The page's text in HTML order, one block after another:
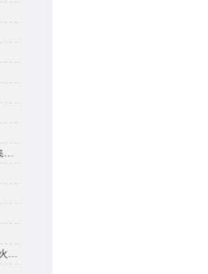
柔性集电器|C型柔性滑触线集电器
100A触靴及支撑盒装配件（火线）